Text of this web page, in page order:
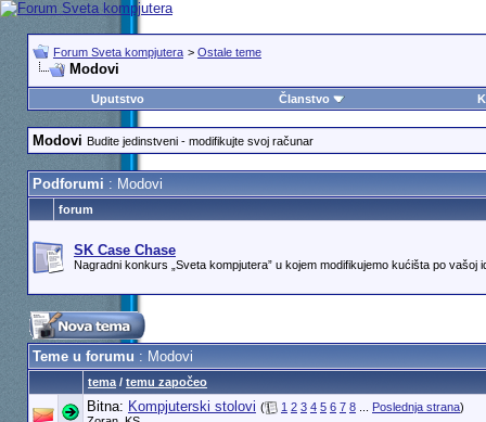
Forum Sveta kompjutera > Ostale teme
Modovi
Uputstvo Članstvo
Modovi Budite jedinstveni - modifikujte svoj računar
Podforumi : Modovi
forum
SK Case Chase
Nagradni konkurs „Sveta kompjutera” u kojem modifikujemo kućišta po vašoj
Teme u forumu: Modovi
tema/ temu započeo
Bitna: Kompjuterski stolovi ( 1 2 3 4 5 6 7 8... Poslednja strana)